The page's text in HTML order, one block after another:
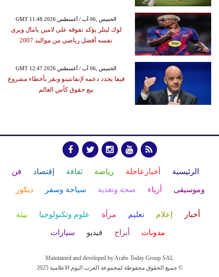
GMT 11:48 2026 الخميس ,06 آب / أغسطس
لوك ليتلر يؤكد تفوقه على لامين يامال ويرى
نفسه أفضل رياضي من مواليد 2007
GMT 12:47 2026 الخميس ,06 آب / أغسطس
فيفا يجدد دعمه لإنفانتينو ويقر بأخطاء مشروع
بيع حقوق كأس العالم
الرئيسية أخبارعاجلة رياضة ثقافة إقتصاد فن
وموسيقى أزياء صحة وتغذية سياحة وسفر ديكور
أخبار إعلام تعليم مرأة علوم وتكنولوجيا بيئة
مدونات أبراج فيديو سيارات
Maintained and developed by Arabs Today Group SAL
جميع الحقوق محفوظة لمجموعة العرب اليوم الاعلامية 2025 ©